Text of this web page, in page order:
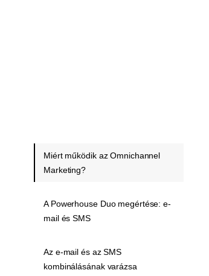
Miért működik az Omnichannel
Marketing?
A Powerhouse Duo megértése: e-
mail és SMS
Az e-mail és az SMS
kombinálásának varázsa